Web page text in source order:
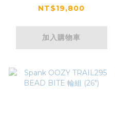
山車鋁合金輪組
NT$19,800
加入購物車